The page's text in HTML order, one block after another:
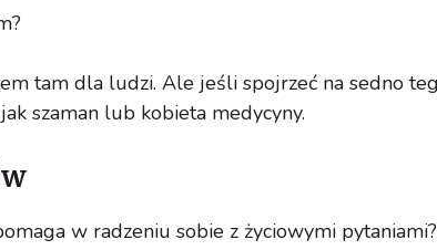
tam dla ludzi. Ale jeśli spojrzeć na sedno
szaman lub kobieta medycyny.
w radzeniu sobie z życiowymi pytaniami?